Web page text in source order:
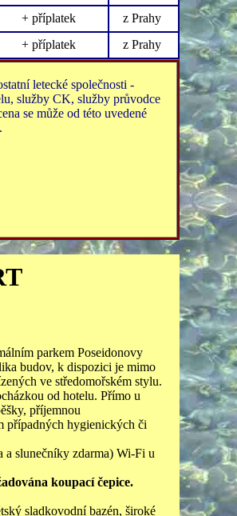
+ příplatek
z Prahy
+ příplatek
z Prahy
letecké společnosti -
služby CK, služby průvodce
se může od této uvedené
parkem Poseidonovy
budov, k dispozici je mimo
ve středomořském stylu.
od hotelu. Přímo u
příjemnou
případných hygienických či
a slunečníky zdarma) Wi-Fi u
koupací čepice.
sladkovodní bazén, široké